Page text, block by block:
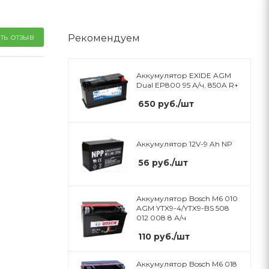
ОТЗЫВ Рекомендуем
Аккумулятор EXIDE AGM
Dual EP800 95 А/ч, 850A R+
650 руб./шт
Аккумулятор 12V-9 Ah NP
56 руб./шт
Аккумулятор Bosch M6 010
AGM YTX9-4/YTX9-BS 508
012 008 8 А/ч
110 руб./шт
Аккумулятор Bosch M6 018